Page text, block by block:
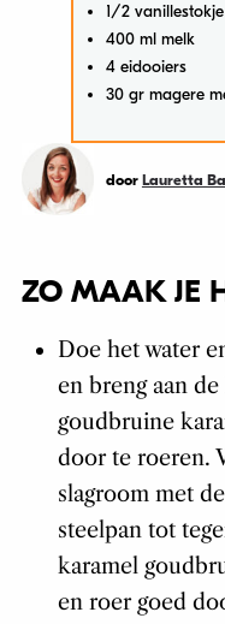
1/2 vanillestokje
400 ml melk
4 eidooiers
30 gr magere
door Lauretta
ZO MAAK JE
Doe het water
en breng aan
goudbruine
door te roeren.
slagroom met
steelpan tot
karamel
en roer goed